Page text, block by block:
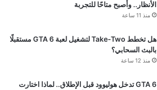
الأنظار.. وأصبح متاحًا للتجربة
منذ 11 ساعة
هل تخطط Take-Two لتشغيل لعبة GTA 6 مستقبلًا
بالبث السحابي؟
منذ 12 ساعة
GTA 6 تدخل هوليوود قبل الإطلاق.. لماذا اختارت